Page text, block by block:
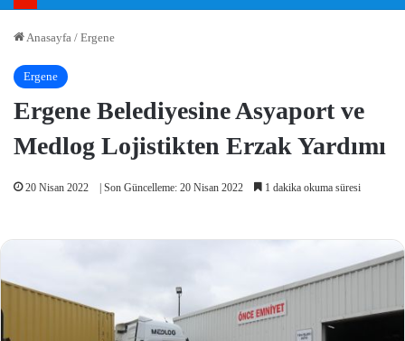
Anasayfa / Ergene
Ergene
Ergene Belediyesine Asyaport ve
Medlog Lojistikten Erzak Yardımı
20 Nisan 2022 | Son Güncelleme: 20 Nisan 2022 1 dakika okuma süresi